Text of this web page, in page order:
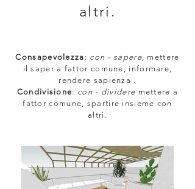
altri.
Consapevolezza : con - sapere, mettere
il saper a fattor comune, informare,
rendere sapienza .
Condivisione: con - dividere mettere a
fattor comune, spartire insieme con
altri.